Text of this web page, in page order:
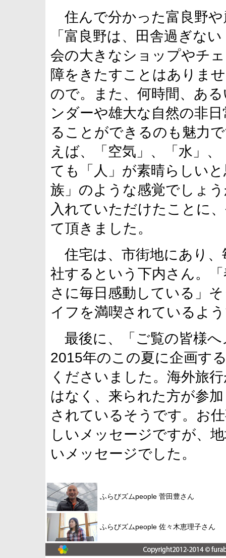
住んで分かった富良野
「富良野は、田舎過ぎな
会の大きなショップやチ
障をきたすことはありま
ので。また、何時間、あ
ンダーや雄大な自然の非
ることができるのも魅力
えば、「空気」、「水」
ても「人」が素晴らしい
族」のような感覚でしょ
入れていただけたことに
て頂きました。
住宅は、市街地にあり、
社するという下内さん。
さに毎日感動している」
イフを満喫されているよ
最後に、「ご覧の皆様
2015年のこの夏に企画す
くださいました。海外旅
はなく、来られた方が参
されているそうです。お
しいメッセージですが、
いメッセージでした。
ふらびズムpeople 菅田豊さん
ふらびズムpeople 佐々木恵理子さん